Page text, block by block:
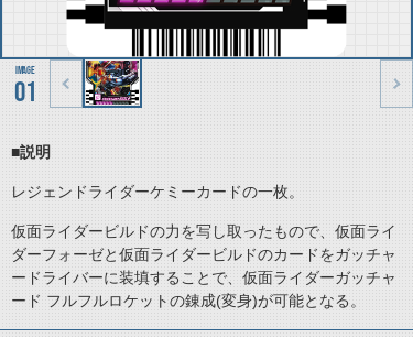
01
■説明
レジェンドライダーケミーカードの一枚。
仮面ライダービルドの力を写し取ったもので、仮面ライ
ダーフォーゼと仮面ライダービルドのカードをガッチャ
ードライバーに装填することで、仮面ライダーガッチャ
ード フルフルロケットの錬成(変身)が可能となる。